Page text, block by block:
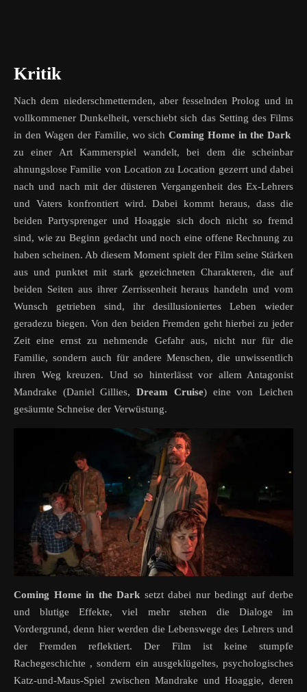
Kritik
Nach dem niederschmetternden, aber fesselnden Prolog und in
vollkommener Dunkelheit, verschiebt sich das Setting des Films
in den Wagen der Familie, wo sichComing Home in the Dark
zu einer Art Kammerspiel wandelt, bei dem die scheinbar
ahnungslose Familie von Location zu Location gezerrt und dabei
nach und nach mit der düsteren Vergangenheit des Ex-Lehrers
und Vaters konfrontiert wird. Dabei kommt heraus, dass die
beiden Partysprenger und Hoaggie sich doch nicht so fremd
sind, wie zu Beginn gedacht und noch eine offene Rechnung zu
haben scheinen. Ab diesem Moment spielt der Film seine Stärken
aus und punktet mit stark gezeichneten Charakteren, die auf
beiden Seiten aus ihrer Zerrissenheit heraus handeln und vom
Wunsch getrieben sind, ihr desillusioniertes Leben wieder
geradezu biegen. Von den beiden Fremden geht hierbei zu jeder
Zeit eine ernst zu nehmende Gefahr aus, nicht nur für die
Familie, sondern auch für andere Menschen, die unwissentlich
ihren Weg kreuzen. Und so hinterlässt vor allem Antagonist
Mandrake (Daniel Gillies,Dream Cruise) eine von Leichen
gesäumte Schneise der Verwüstung.
Coming Home in the Dark setzt dabei nur bedingt auf derbe
und blutige Effekte, viel mehr stehen die Dialoge im
Vordergrund, denn hier werden die Lebenswege des Lehrers und
der Fremden reflektiert. Der Film ist keine stumpfe
Rachegeschichte , sondern ein ausgeklügeltes, psychologisches
Katz-und-Maus-Spiel zwischen Mandrake und Hoaggie, deren